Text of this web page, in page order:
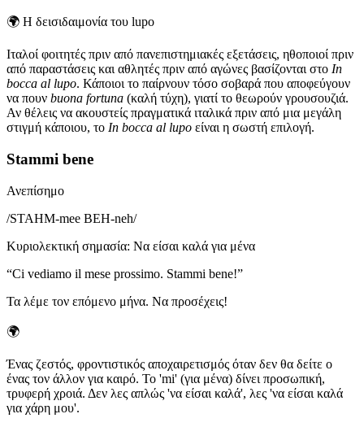
🌍 Η δεισιδαιμονία του lupo
Ιταλοί φοιτητές πριν από πανεπιστημιακές εξετάσεις, ηθοποιοί πριν
από παραστάσεις και αθλητές πριν από αγώνες βασίζονται στο In
bocca al lupo. Κάποιοι το παίρνουν τόσο σοβαρά που αποφεύγουν
να πουν buona fortuna (καλή τύχη), γιατί το θεωρούν γρουσουζιά.
Αν θέλεις να ακουστείς πραγματικά ιταλικά πριν από μια μεγάλη
στιγμή κάποιου, το In bocca al lupo είναι η σωστή επιλογή.
Stammi bene
Ανεπίσημο
/STAHM-mee BEH-neh/
Κυριολεκτική σημασία: Να είσαι καλά για μένα
“Ci vediamo il mese prossimo. Stammi bene!”
Τα λέμε τον επόμενο μήνα. Να προσέχεις!
🌍
Ένας ζεστός, φροντιστικός αποχαιρετισμός όταν δεν θα δείτε ο
ένας τον άλλον για καιρό. Το 'mi' (για μένα) δίνει προσωπική,
τρυφερή χροιά. Δεν λες απλώς 'να είσαι καλά', λες 'να είσαι καλά
για χάρη μου'.